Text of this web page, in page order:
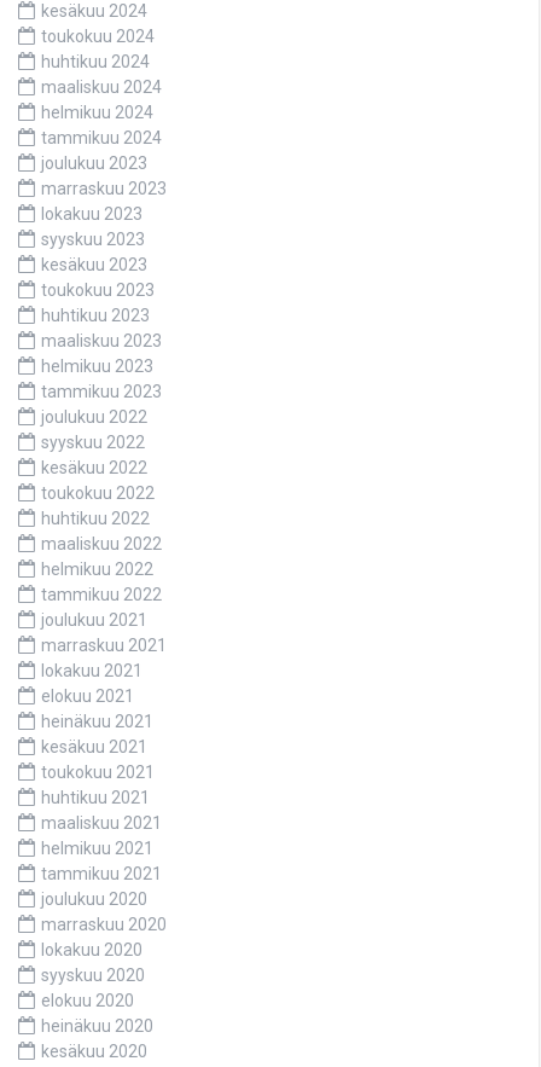
kesäkuu 2024
toukokuu 2024
huhtikuu 2024
maaliskuu 2024
helmikuu 2024
tammikuu 2024
joulukuu 2023
marraskuu 2023
lokakuu 2023
syyskuu 2023
kesäkuu 2023
toukokuu 2023
huhtikuu 2023
maaliskuu 2023
helmikuu 2023
tammikuu 2023
joulukuu 2022
syyskuu 2022
kesäkuu 2022
toukokuu 2022
huhtikuu 2022
maaliskuu 2022
helmikuu 2022
tammikuu 2022
joulukuu 2021
marraskuu 2021
lokakuu 2021
elokuu 2021
heinäkuu 2021
kesäkuu 2021
toukokuu 2021
huhtikuu 2021
maaliskuu 2021
helmikuu 2021
tammikuu 2021
joulukuu 2020
marraskuu 2020
lokakuu 2020
syyskuu 2020
elokuu 2020
heinäkuu 2020
kesäkuu 2020